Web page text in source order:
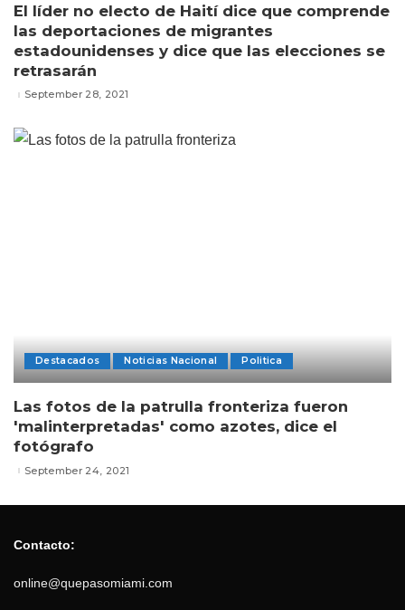
El líder no electo de Haití dice que comprende
las deportaciones de migrantes
estadounidenses y dice que las elecciones se
retrasarán
September 28, 2021
Destacados Noticias Nacional Politica
Las fotos de la patrulla fronteriza fueron
'malinterpretadas' como azotes, dice el
fotógrafo
September 24, 2021
Contacto:
online@quepasomiami.com